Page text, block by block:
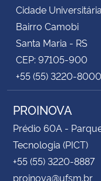
Cidade Universitária
Bairro Camobi
Santa Maria - RS
CEP: 97105-900
+55 (55) 3220-8000
PROINOVA
Prédio 60A -
Tecnologia (PICT)
+55 (55) 3220-8887
proinova@ufsm.br